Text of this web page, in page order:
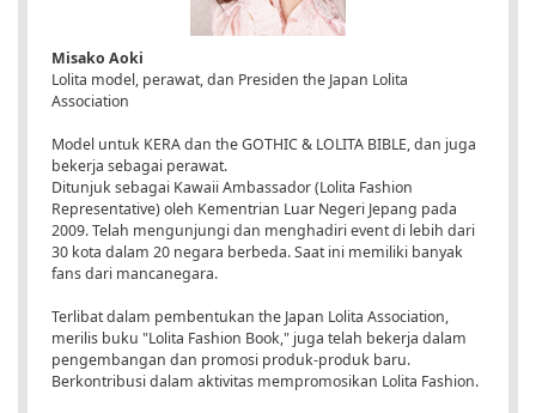
Misako Aoki
Lolita model, perawat, dan Presiden the Japan Lolita
Association
Model untuk KERA dan the GOTHIC & LOLITA BIBLE, dan juga
bekerja sebagai perawat.
Ditunjuk sebagai Kawaii Ambassador (Lolita Fashion
Representative) oleh Kementrian Luar Negeri Jepang pada
2009. Telah mengunjungi dan menghadiri event di lebih dari
30 kota dalam 20 negara berbeda. Saat ini memiliki banyak
fans dari mancanegara.
Terlibat dalam pembentukan the Japan Lolita Association,
merilis buku "Lolita Fashion Book," juga telah bekerja dalam
pengembangan dan promosi produk-produk baru.
Berkontribusi dalam aktivitas mempromosikan Lolita Fashion.